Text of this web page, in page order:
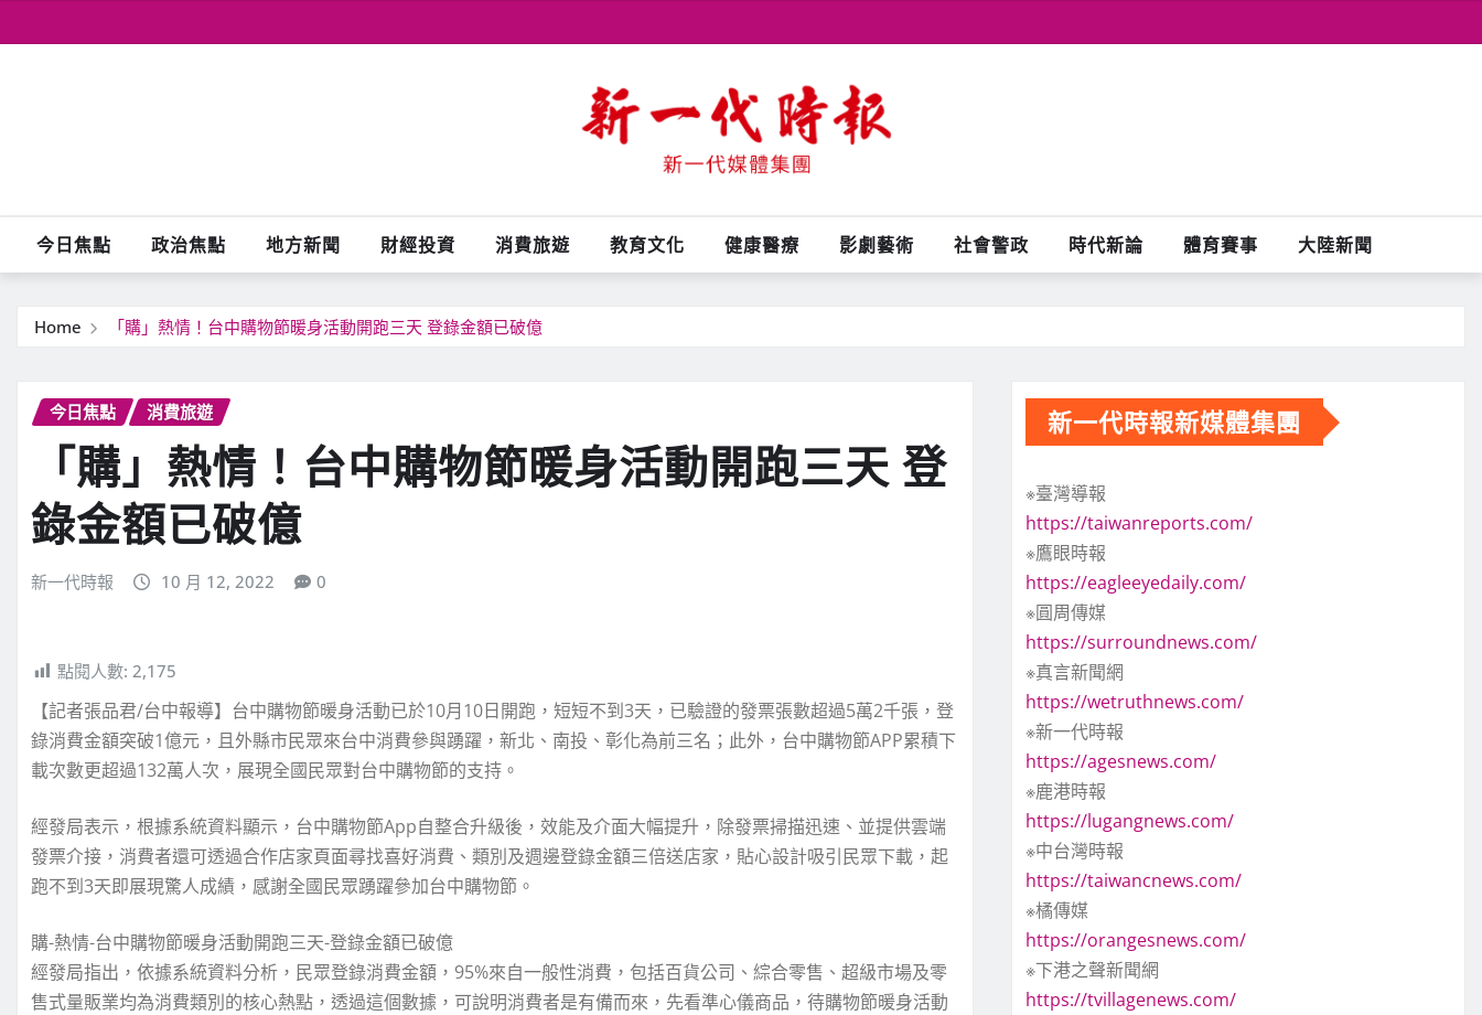
to
今日焦點 政治焦點 地方新聞 財經投資 消費旅遊 教育文化 健康醫療 影劇藝術 社會警政 時代新論 體育賽事 大陸新聞
Home 「購」熱情！台中購物節暖身活動開跑三天 登錄金額已破億
今日焦點 消費旅遊
「購」熱情！台中購物節暖身活動開跑三天 登
錄金額已破億
新一代時報 10 月 12, 2022 0
點閱人數: 2,175
【記者張品君/台中報導】台中購物節暖身活動已於10月10日開跑，短短不到3天，已驗證的發票張數超過5萬2千張，登
錄消費金額突破1億元，且外縣市民眾來台中消費參與踴躍，新北、南投、彰化為前三名；此外，台中購物節APP累積下
載次數更超過132萬人次，展現全國民眾對台中購物節的支持。
經發局表示，根據系統資料顯示，台中購物節App自整合升級後，效能及介面大幅提升，除發票掃描迅速、並提供雲端
發票介接，消費者還可透過合作店家頁面尋找喜好消費、類別及週邊登錄金額三倍送店家，貼心設計吸引民眾下載，起
跑不到3天即展現驚人成績，感謝全國民眾踴躍參加台中購物節。
購-熱情-台中購物節暖身活動開跑三天-登錄金額已破億
經發局指出，依據系統資料分析，民眾登錄消費金額，95%來自一般性消費，包括百貨公司、綜合零售、超級市場及零
售式量販業均為消費類別的核心熱點，透過這個數據，可說明消費者是有備而來，先看準心儀商品，待購物節暖身活動
新一代時報新媒體集團
※臺灣導報
https://taiwanreports.com/
※鷹眼時報
https://eagleeyedaily.com/
※圓周傳媒
https://surroundnews.com/
※真言新聞網
https://wetruthnews.com/
※新一代時報
https://agesnews.com/
※鹿港時報
https://lugangnews.com/
※中台灣時報
https://taiwancnews.com/
※橘傳媒
https://orangesnews.com/
※下港之聲新聞網
https://tvillagenews.com/